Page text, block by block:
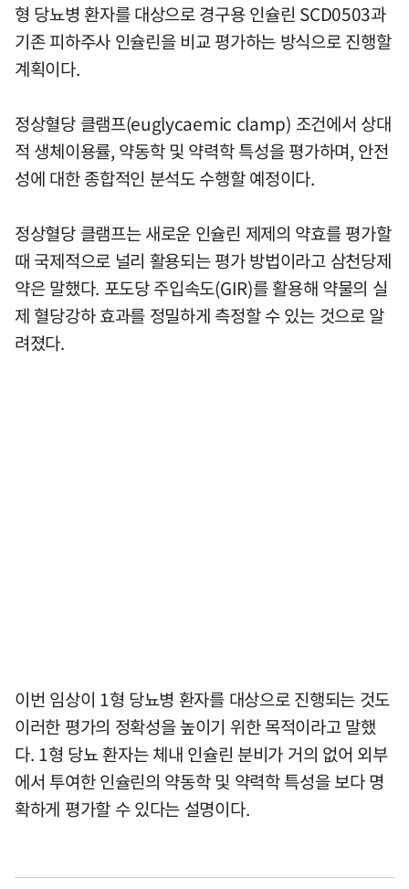
형 당뇨병 환자를 대상으로 경구용 인슐린 SCD0503과
기존 피하주사 인슐린을 비교 평가하는 방식으로 진행할
계획이다.
정상혈당 클램프(euglycaemic clamp) 조건에서 상대
적 생체이용률, 약동학 및 약력학 특성을 평가하며, 안전
성에 대한 종합적인 분석도 수행할 예정이다.
정상혈당 클램프는 새로운 인슐린 제제의 약효를 평가할
때 국제적으로 널리 활용되는 평가 방법이라고 삼천당제
약은 말했다. 포도당 주입속도(GIR)를 활용해 약물의 실
제 혈당강하 효과를 정밀하게 측정할 수 있는 것으로 알
려졌다.
이번 임상이 1형 당뇨병 환자를 대상으로 진행되는 것도
이러한 평가의 정확성을 높이기 위한 목적이라고 말했
다. 1형 당뇨 환자는 체내 인슐린 분비가 거의 없어 외부
에서 투여한 인슐린의 약동학 및 약력학 특성을 보다 명
확하게 평가할 수 있다는 설명이다.